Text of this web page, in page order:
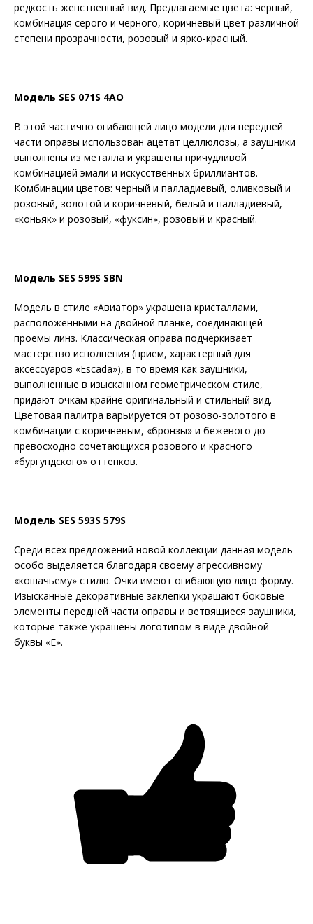
редкость женственный вид. Предлагаемые цвета: черный,
комбинация серого и черного, коричневый цвет различной
степени прозрачности, розовый и ярко-красный.
Модель SES 071S 4AO
В этой частично огибающей лицо модели для передней
части оправы использован ацетат целлюлозы, а заушники
выполнены из металла и украшены причудливой
комбинацией эмали и искусственных бриллиантов.
Комбинации цветов: черный и палладиевый, оливковый и
розовый, золотой и коричневый, белый и палладиевый,
«коньяк» и розовый, «фуксин», розовый и красный.
Модель SES 599S SBN
Модель в стиле «Авиатор» украшена кристаллами,
расположенными на двойной планке, соединяющей
проемы линз. Классическая оправа подчеркивает
мастерство исполнения (прием, характерный для
аксессуаров «Escada»), в то время как заушники,
выполненные в изысканном геометрическом стиле,
придают очкам крайне оригинальный и стильный вид.
Цветовая палитра варьируется от розово-золотого в
комбинации с коричневым, «бронзы» и бежевого до
превосходно сочетающихся розового и красного
«бургундского» оттенков.
Модель SES 593S 579S
Среди всех предложений новой коллекции данная модель
особо выделяется благодаря своему агрессивному
«кошачьему» стилю. Очки имеют огибающую лицо форму.
Изысканные декоративные заклепки украшают боковые
элементы передней части оправы и ветвящиеся заушники,
которые также украшены логотипом в виде двойной
буквы «Е».